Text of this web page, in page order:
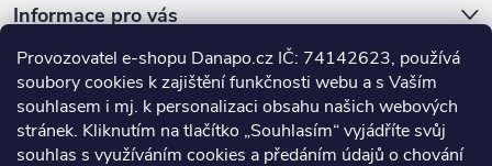
Provozovatel e-shopu Danapo.cz IČ: 74142623, používá
soubory cookies k zajištění funkčnosti webu a s Vaším
souhlasem i mj. k personalizaci obsahu našich webových
stránek. Kliknutím na tlačítko „Souhlasím“ vyjádříte svůj
souhlas s využíváním cookies a předáním údajů o chování
Informace pro vás
Dotazník
Co upřednosťnujete?